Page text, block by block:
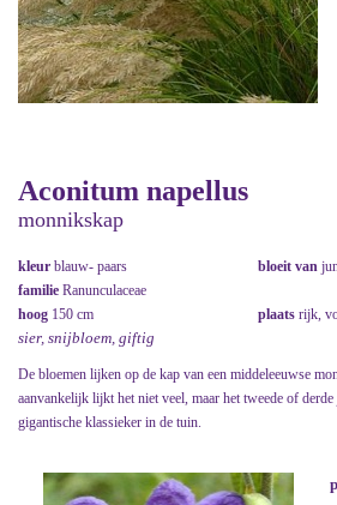
Aconitum napellus
monnikskap
kleur blauw- paars bloeit van
familie Ranunculaceae
hoog 150 cm plaats rijk,
sier, snijbloem, giftig
De bloemen lijken op de kap van een middeleeuwse
aanvankelijk lijkt het niet veel, maar het tweede of derde
gigantische klassieker in de tuin.